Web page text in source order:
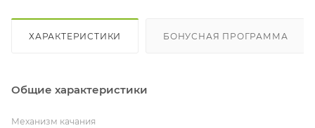
ХАРАКТЕРИСТИКИ БОНУСНАЯ ПРОГРАММА
Общие характеристики
Механизм качания